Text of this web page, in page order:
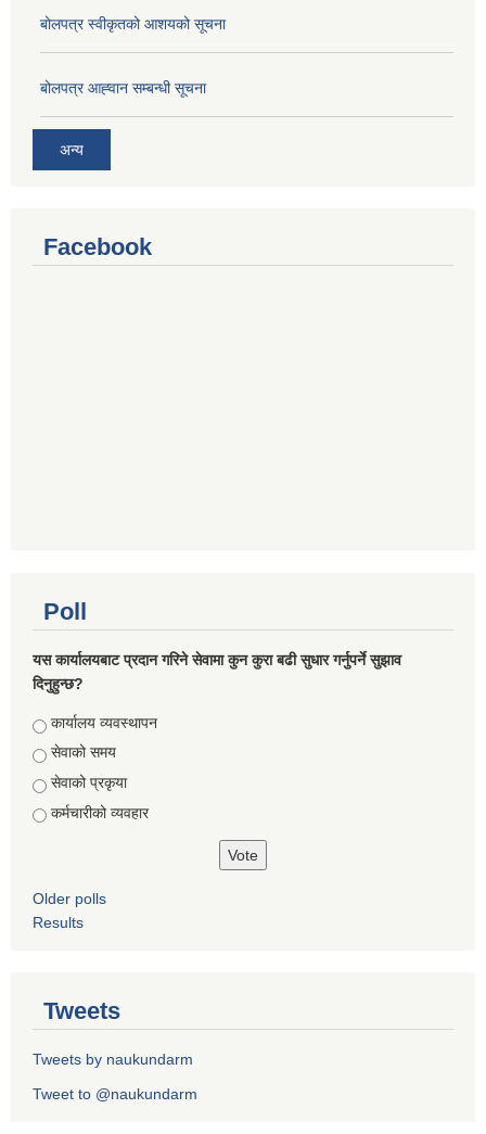
बोलपत्र स्वीकृतको आशयको सूचना
बोलपत्र आह्‍वान सम्बन्धी सूचना
अन्य
Facebook
Poll
यस कार्यालयबाट प्रदान गरिने सेवामा कुन कुरा बढी सुधार गर्नुपर्ने सुझाव
दिनुहुन्छ?
Choices
कार्यालय व्यवस्थापन
सेवाको समय
सेवाको प्रकृया
कर्मचारीको व्यवहार
Older polls
Results
Tweets
Tweets by naukundarm
Tweet to @naukundarm